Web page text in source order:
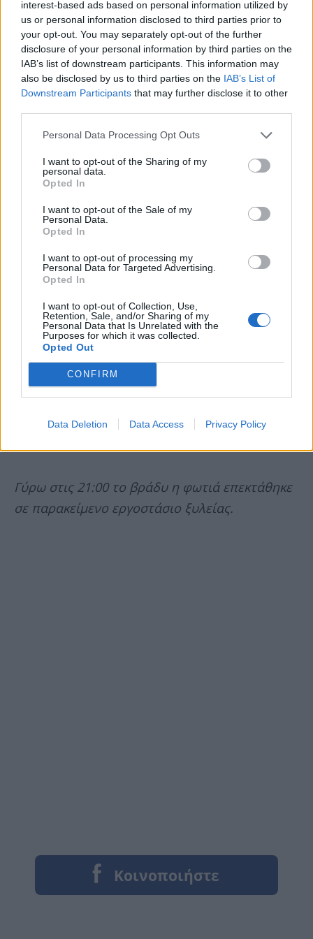
interest-based ads based on personal information utilized by
us or personal information disclosed to third parties prior to
your opt-out. You may separately opt-out of the further
disclosure of your personal information by third parties on the
IAB’s list of downstream participants. This information may
also be disclosed by us to third parties on the IAB’s List of
Downstream Participants that may further disclose it to other
Personal Data Processing Opt Outs
I want to opt-out of the Sharing of my
personal data.
Opted In
I want to opt-out of the Sale of my
Personal Data.
Opted In
I want to opt-out of processing my
Personal Data for Targeted Advertising.
Opted In
I want to opt-out of Collection, Use,
Retention, Sale, and/or Sharing of my
Personal Data that Is Unrelated with the
Purposes for which it was collected.
Opted Out
CONFIRM
Data Deletion Data Access Privacy Policy
την πρώτη στιγμή».
Επεκτάθηκε σε εργοστάσιο ξυλείας η φωτιά
Σύμφωνα με την Πυροσβεστική, η φωτιά
εκδηλώθηκε γύρω στις 17:45 σε αποθηκευτικό
κτίριο μεταλλικής κατασκευής.
Γύρω στις 21:00 το βράδυ η φωτιά επεκτάθηκε
σε παρακείμενο εργοστάσιο ξυλείας.